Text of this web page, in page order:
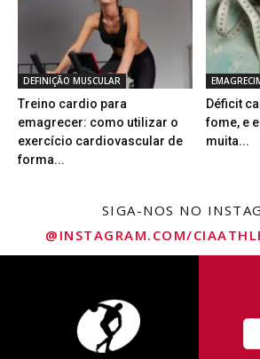
DEFINIÇÃO MUSCULAR
Treino cardio para
emagrecer: como utilizar o
exercício cardiovascular de
forma...
Déficit
fome, e
muita...
SIGA-NOS NO
@INSTAGRAM.COM/